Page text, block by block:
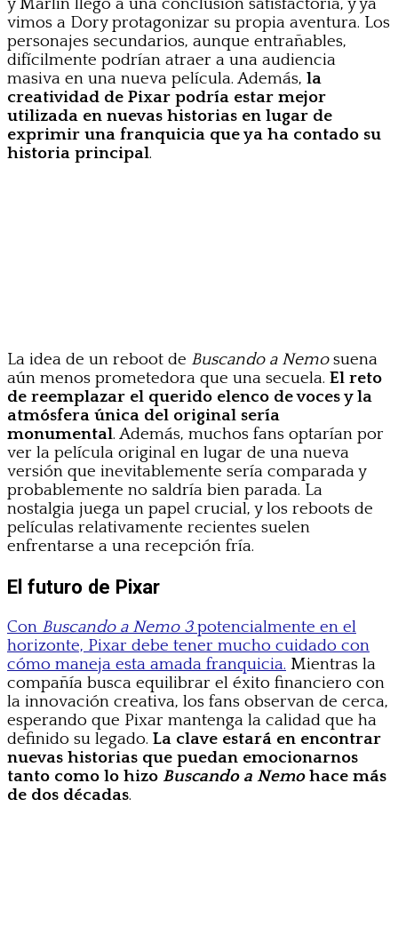
vimos a Dory protagonizar su propia aventura. Los
personajes secundarios, aunque entrañables,
difícilmente podrían atraer a una audiencia
masiva en una nueva película. Además, la
creatividad de Pixar podría estar mejor
utilizada en nuevas historias en lugar de
exprimir una franquicia que ya ha contado su
historia principal.
La idea de un reboot de Buscando a Nemosuena
aún menos prometedora que una secuela. El reto
de reemplazar el querido elenco de voces y la
atmósfera única del original sería
monumental. Además, muchos fans optarían por
ver la película original en lugar de una nueva
versión que inevitablemente sería comparada y
probablemente no saldría bien parada. La
nostalgia juega un papel crucial, y los reboots de
películas relativamente recientes suelen
enfrentarse a una recepción fría.
El futuro de Pixar
Con Buscando a Nemo 3potencialmente en el
horizonte, Pixar debe tener mucho cuidado con
cómo maneja esta amada franquicia. Mientras la
compañía busca equilibrar el éxito financiero con
la innovación creativa, los fans observan de cerca,
esperando que Pixar mantenga la calidad que ha
definido su legado. La clave estará en encontrar
nuevas historias que puedan emocionarnos
tanto como lo hizo Buscando a Nemohace más
de dos décadas.